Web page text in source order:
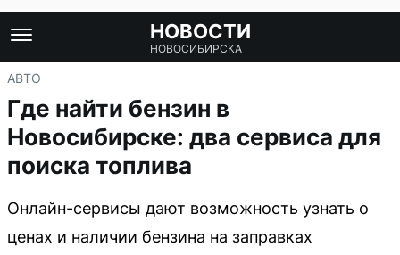
НОВОСТИ
НОВОСИБИРСКА
АВТО
Где найти бензин в
Новосибирске: два сервиса для
поиска топлива
Онлайн-сервисы дают возможность узнать о
ценах и наличии бензина на заправках